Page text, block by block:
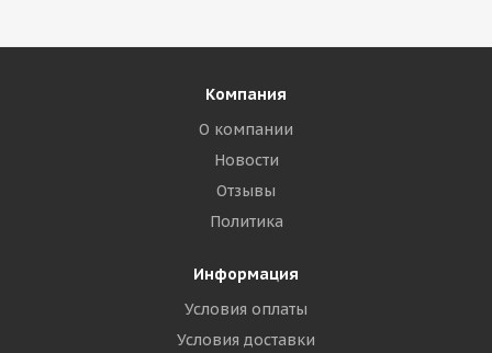
Компания
О компании
Новости
Отзывы
Политика
Информация
Условия оплаты
Условия доставки